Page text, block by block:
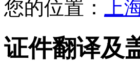
您的位置： 上
证件翻译及